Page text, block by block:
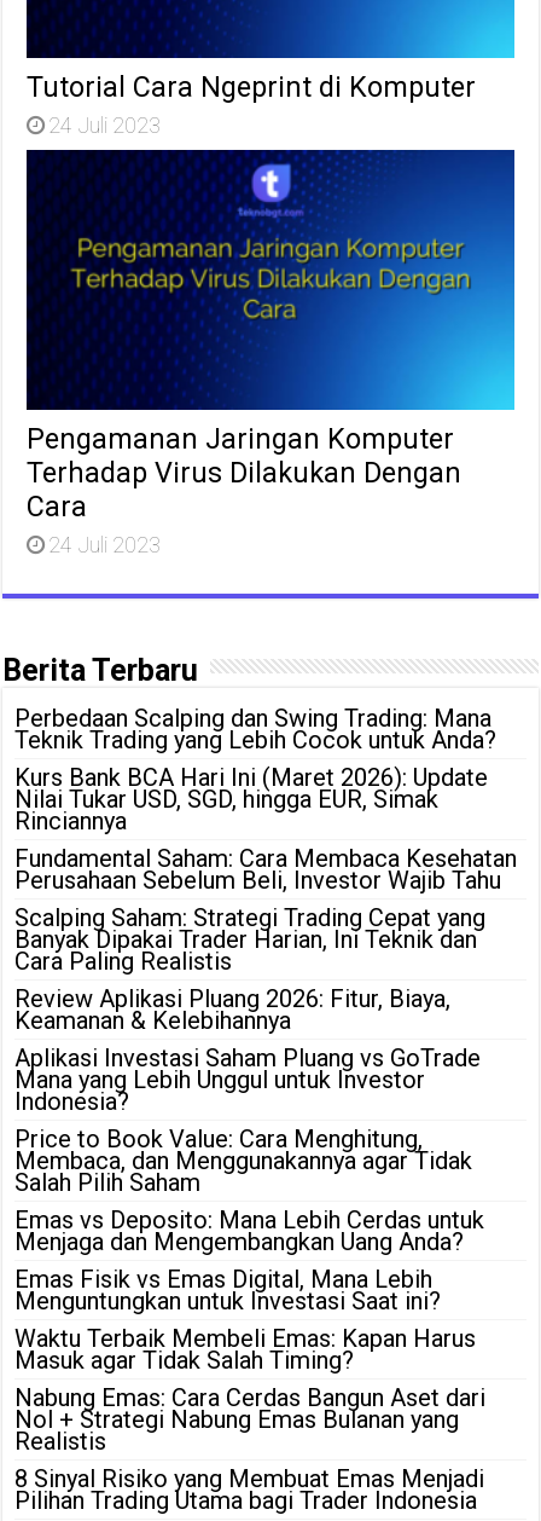
Tutorial Cara Ngeprint di Komputer
24 Juli 2023
Pengamanan Jaringan Komputer
Terhadap Virus Dilakukan Dengan
Cara
24 Juli 2023
Berita Terbaru
Perbedaan Scalping dan Swing Trading: Mana
Teknik Trading yang Lebih Cocok untuk Anda?
Kurs Bank BCA Hari Ini (Maret 2026): Update
Nilai Tukar USD, SGD, hingga EUR, Simak
Rinciannya
Fundamental Saham: Cara Membaca Kesehatan
Perusahaan Sebelum Beli, Investor Wajib Tahu
Scalping Saham: Strategi Trading Cepat yang
Banyak Dipakai Trader Harian, Ini Teknik dan
Cara Paling Realistis
Review Aplikasi Pluang 2026: Fitur, Biaya,
Keamanan & Kelebihannya
Aplikasi Investasi Saham Pluang vs GoTrade
Mana yang Lebih Unggul untuk Investor
Indonesia?
Price to Book Value: Cara Menghitung,
Membaca, dan Menggunakannya agar Tidak
Salah Pilih Saham
Emas vs Deposito: Mana Lebih Cerdas untuk
Menjaga dan Mengembangkan Uang Anda?
Emas Fisik vs Emas Digital, Mana Lebih
Menguntungkan untuk Investasi Saat ini?
Waktu Terbaik Membeli Emas: Kapan Harus
Masuk agar Tidak Salah Timing?
Nabung Emas: Cara Cerdas Bangun Aset dari
Nol + Strategi Nabung Emas Bulanan yang
Realistis
8 Sinyal Risiko yang Membuat Emas Menjadi
Pilihan Trading Utama bagi Trader Indonesia